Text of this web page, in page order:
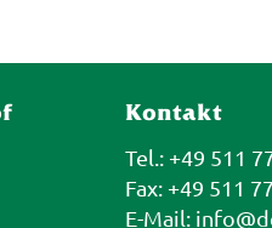
Kontakt
Tel.: +49 511
Fax: +49 511
E-Mail: